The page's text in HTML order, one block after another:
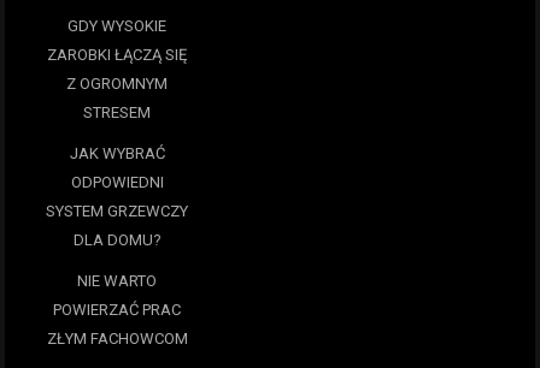
GDY WYSOKIE
ZAROBKI ŁĄCZĄ SIĘ
Z OGROMNYM
STRESEM
JAK WYBRAĆ
ODPOWIEDNI
SYSTEM GRZEWCZY
DLA DOMU?
NIE WARTO
POWIERZAĆ PRAC
ZŁYM FACHOWCOM